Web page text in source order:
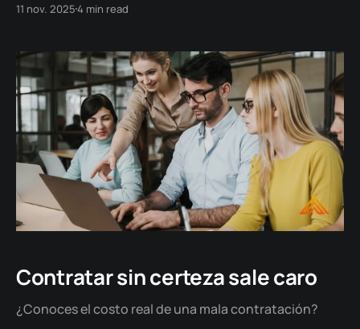
11 nov. 20254 min read
Contratar sin certeza sale caro
¿Conoces el costo real de una mala contratación?